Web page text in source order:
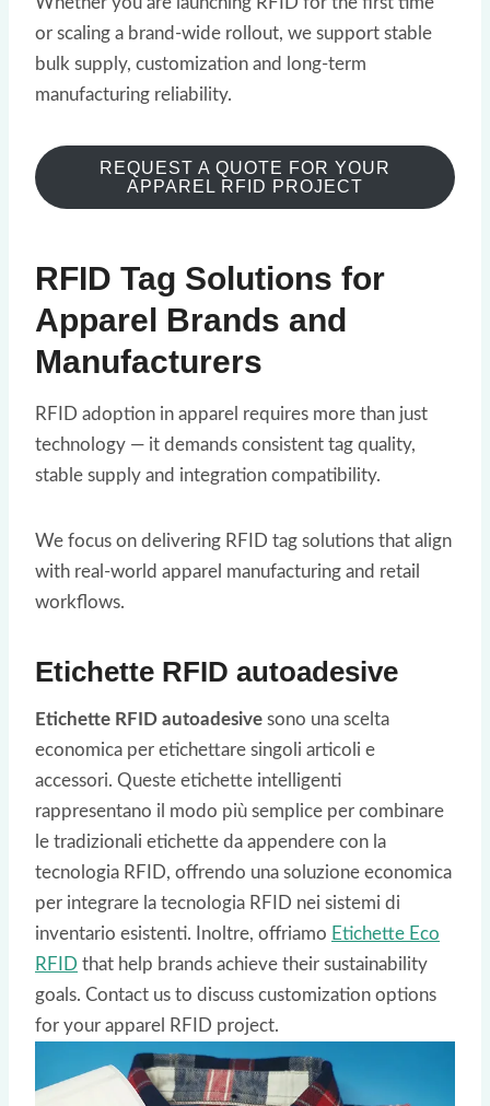
or scaling a brand-wide rollout, we support stable
bulk supply, customization and long-term
manufacturing reliability.
REQUEST A QUOTE FOR YOUR
APPAREL RFID PROJECT
RFID Tag Solutions for
Apparel Brands and
Manufacturers
RFID adoption in apparel requires more than just
technology — it demands consistent tag quality,
stable supply and integration compatibility.
We focus on delivering RFID tag solutions that align
with real-world apparel manufacturing and retail
workflows.
Etichette RFID autoadesive
Etichette RFID autoadesive sono una scelta
economica per etichettare singoli articoli e
accessori. Queste etichette intelligenti
rappresentano il modo più semplice per combinare
le tradizionali etichette da appendere con la
tecnologia RFID, offrendo una soluzione economica
per integrare la tecnologia RFID nei sistemi di
inventario esistenti. Inoltre, offriamo Etichette Eco
RFID that help brands achieve their sustainability
goals. Contact us to discuss customization options
for your apparel RFID project.